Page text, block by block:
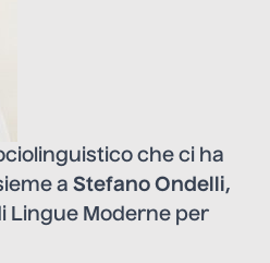
che ci ha
a Stefano Ondelli,
Lingue Moderne per